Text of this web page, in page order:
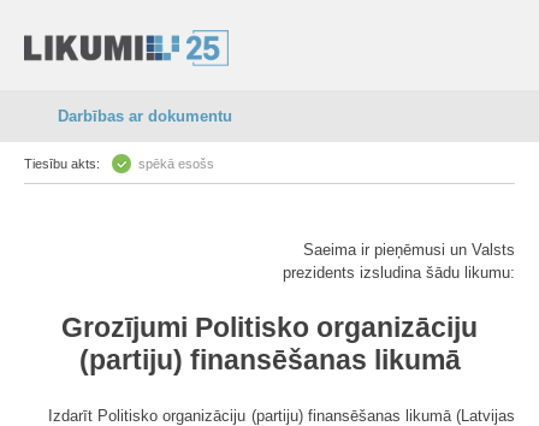
Darbības ar dokumentu
Tiesību akts: spēkā esošs
Saeima ir pieņēmusi un Valsts
prezidents izsludina šādu likumu:
Grozījumi Politisko organizāciju
(partiju) finansēšanas likumā
Izdarīt Politisko organizāciju (partiju) finansēšanas likumā (Latvijas